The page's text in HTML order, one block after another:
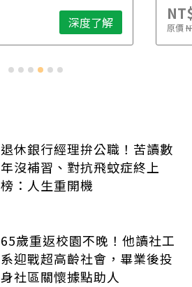
深度了解
原價
退休銀行經理拚公職！苦讀數
年沒補習、對抗飛蚊症終上
榜：人生重開機
65歲重返校園不晚！他讀社工
系迎戰超高齡社會，畢業後投
身社區關懷據點助人